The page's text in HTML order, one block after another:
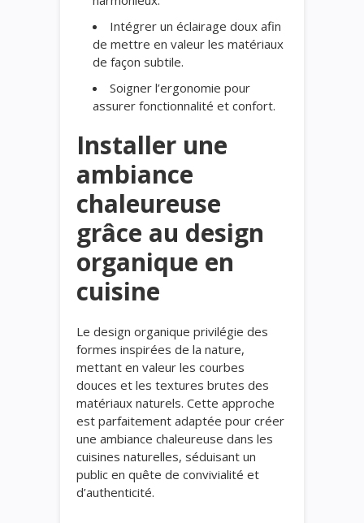
Intégrer un éclairage doux afin
de mettre en valeur les matériaux
de façon subtile.
Soigner l’ergonomie pour
assurer fonctionnalité et confort.
Installer une
ambiance
chaleureuse
grâce au design
organique en
cuisine
Le design organique privilégie des
formes inspirées de la nature,
mettant en valeur les courbes
douces et les textures brutes des
matériaux naturels. Cette approche
est parfaitement adaptée pour créer
une ambiance chaleureuse dans les
cuisines naturelles, séduisant un
public en quête de convivialité et
d’authenticité.